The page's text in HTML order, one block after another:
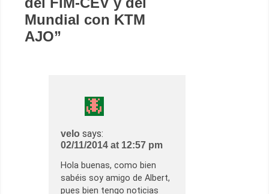
Mundial con KTM
AJO”
velo says:
02/11/2014 at 12:57 pm
Hola buenas, como bien
sabéis soy amigo de Albert,
pues bien tengo noticias